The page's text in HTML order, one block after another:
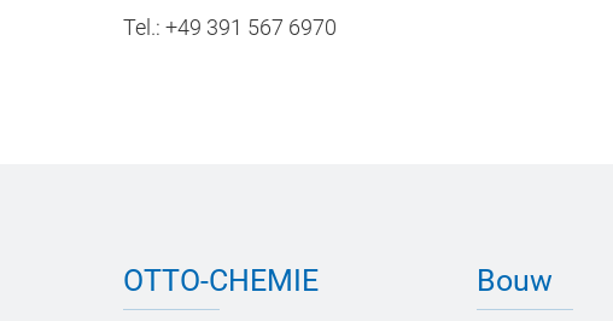
Tel.: +49 391 567 6970
OTTO-CHEMIE Bouw